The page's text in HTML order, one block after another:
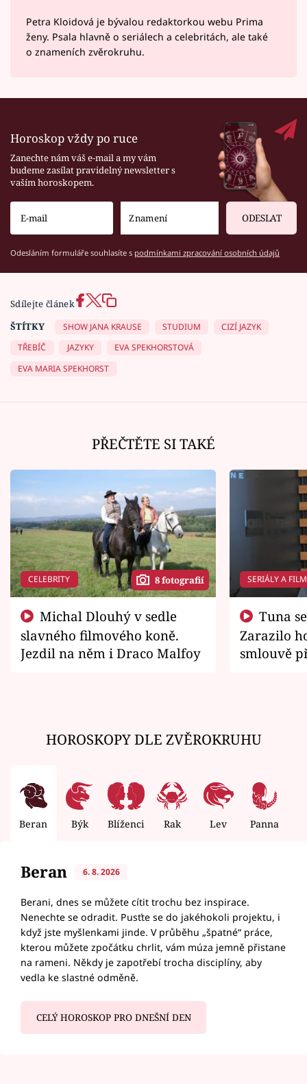
Petra Kloidová je bývalou redaktorkou webu Prima
ženy. Psala hlavně o seriálech a celebritách, ale také
o znameních zvěrokruhu.
Horoskop vždy po ruce
Zanechte nám váš e-mail a my vám
budeme zasílat pravidelný newsletter s
vaším horoskopem.
ODESLAT
Odesláním formuláře souhlasíte s podmínkami zpracování osobních údajů
Sdílejte článek
ŠTÍTKY
SHOW JANA KRAUSE STUDIUM
CIZÍ JAZYK
TŘEBÍČ
JAZYKY
EVA SPEKHORSTOVÁ
EVA MARIA SPEKHORST
PŘEČTĚTE SI TAKÉ
CELEBRITY 8 fotografií
slavného filmového koně.
Jezdil na něm i Draco Malfoy
SERIÁLY A
Zarazilo
smlouvě
HOROSKOPY DLE ZVĚROKRUHU
Beran Býk Blíženci Rak Lev Panna
Beran 6. 8. 2026
Berani, dnes se můžete cítit trochu bez inspirace.
Nenechte se odradit. Pusťte se do jakéhokoli projektu, i
když jste myšlenkami jinde. V průběhu „špatné“ práce,
kterou můžete zpočátku chrlit, vám múza jemně přistane
na rameni. Někdy je zapotřebí trocha disciplíny, aby
vedla ke slastné odměně.
CELÝ HOROSKOP PRO DNEŠNÍ DEN